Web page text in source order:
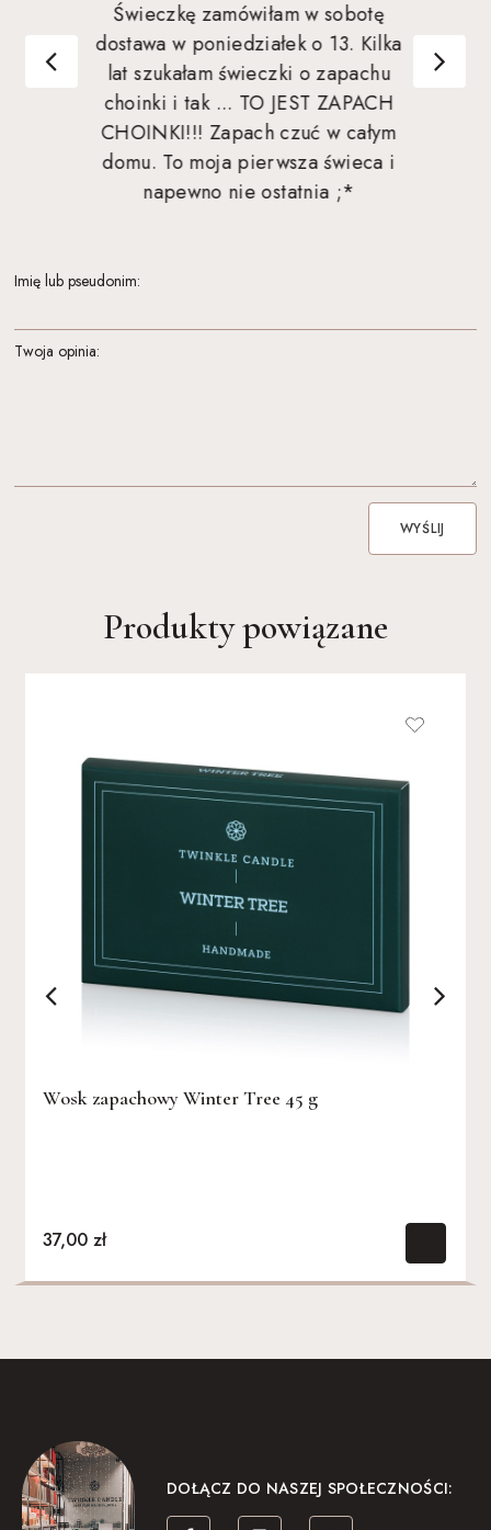
Świeczkę zamówiłam w sobotę
dostawa w poniedziałek o 13. Kilka
lat szukałam świeczki o zapachu
choinki i tak ... TO JEST ZAPACH
CHOINKI!!! Zapach czuć w całym
domu. To moja pierwsza świeca i
napewno nie ostatnia ;*
Imię lub pseudonim:
Twoja opinia:
WYŚLIJ
Produkty powiązane
Wosk zapachowy Winter Tree 45 g
37,00 zł
Świeca sojowa Winter Tree 484 ml
126,00 zł
DOŁĄCZ DO NASZEJ SPOŁECZNOŚCI: